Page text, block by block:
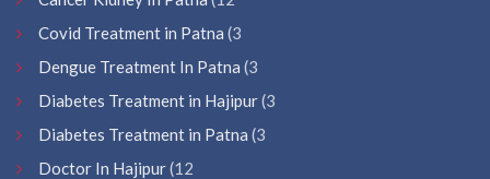
Covid Treatment in Patna (3
Dengue Treatment In Patna (3
Diabetes Treatment in Hajipur(3
Diabetes Treatment in Patna (3
Doctor In Hajipur(12